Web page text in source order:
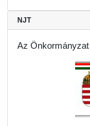
NJT
Az